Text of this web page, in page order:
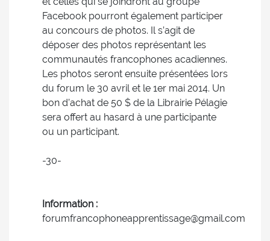
Facebook pourront également participer
au concours de photos. Il s’agit de
déposer des photos représentant les
communautés francophones acadiennes.
Les photos seront ensuite présentées lors
du forum le 30 avril et le 1er mai 2014. Un
bon d’achat de 50 $ de la Librairie Pélagie
sera offert au hasard à une participante
ou un participant.
-30-
Information :
forumfrancophoneapprentissage@gmail.com